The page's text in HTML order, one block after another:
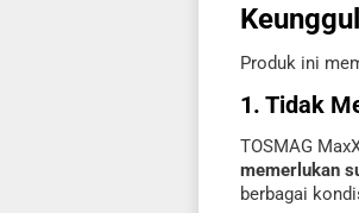
Produk ini
1. Tidak
TOSMAG
memerlukan
berbagai